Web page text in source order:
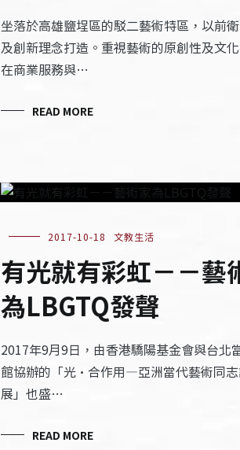
坐落於高雄鹽埕區的駁二藝術特區，以前
及創新理念打造。重視藝術的原創性及文化
在商業服務與…
READ MORE
2017-10-18 文教生活
有光就有彩虹－－藝
為LBGTQ發聲
2017年9月9日，由香港驕陽基金會與台北
館協辦的「光·合作用—亞洲當代藝術同
展」也盛…
READ MORE